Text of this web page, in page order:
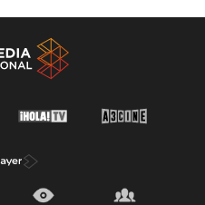
El Hormiguero
Pasapalabra